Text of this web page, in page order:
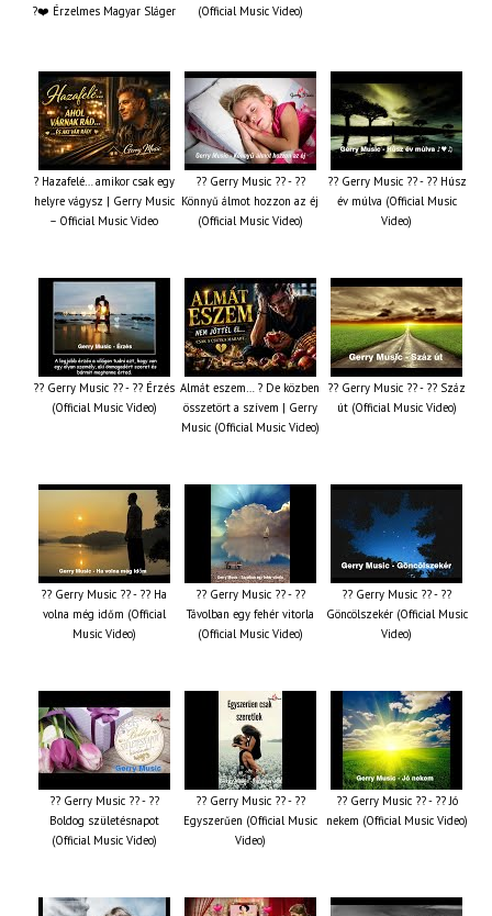
?❤️ Érzelmes Magyar Sláger
(Official Music Video)
? Hazafelé… amikor csak egy
helyre vágysz | Gerry Music
– Official Music Video
?? Gerry Music ?? - ??
Könnyű álmot hozzon az éj
(Official Music Video)
?? Gerry Music ?? - ?? Húsz
év múlva (Official Music
Video)
?? Gerry Music ?? - ?? Érzés
(Official Music Video)
Almát eszem… ? De közben
összetört a szívem | Gerry
Music (Official Music Video)
?? Gerry Music ?? - ?? Száz
út (Official Music Video)
?? Gerry Music ?? - ?? Ha
volna még időm (Official
Music Video)
?? Gerry Music ?? - ??
Távolban egy fehér vitorla
(Official Music Video)
?? Gerry Music ?? - ??
Göncölszekér (Official Music
Video)
?? Gerry Music ?? - ??
Boldog születésnapot
(Official Music Video)
?? Gerry Music ?? - ??
Egyszerűen (Official Music
Video)
?? Gerry Music ?? - ?? Jó
nekem (Official Music Video)